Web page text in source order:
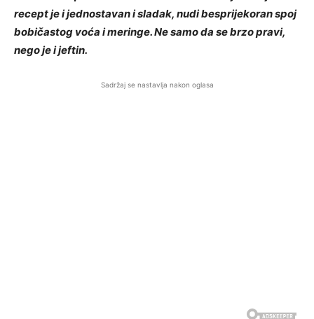
recept je i jednostavan i sladak, nudi besprijekoran spoj
bobičastog voća i meringe. Ne samo da se brzo pravi,
nego je i jeftin.
Sadržaj se nastavlja nakon oglasa